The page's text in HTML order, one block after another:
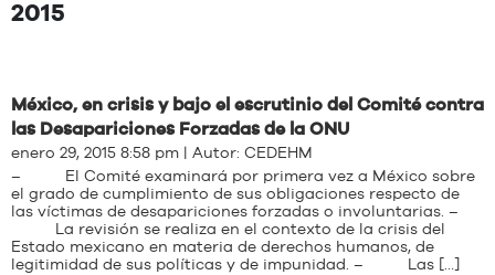
2015
México, en crisis y bajo el escrutinio del Comité contra
las Desapariciones Forzadas de la ONU
enero 29, 2015 8:58 pm | Autor: CEDEHM
– El Comité examinará por primera vez a México sobre
el grado de cumplimiento de sus obligaciones respecto de
las víctimas de desapariciones forzadas o involuntarias. –
La revisión se realiza en el contexto de la crisis del
Estado mexicano en materia de derechos humanos, de
legitimidad de sus políticas y de impunidad. – Las […]